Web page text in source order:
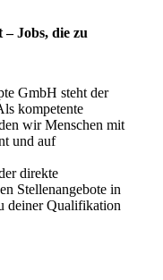
Jobs, die zu
GmbH steht der
kompetente
wir Menschen mit
und auf
direkte
Stellenangebote in
deiner Qualifikation